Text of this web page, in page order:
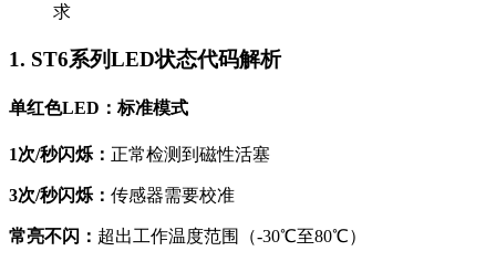
求
1. ST6系列LED状态代码解析
单红色LED：标准模式
1次/秒闪烁： 正常检测到磁性活塞
3次/秒闪烁： 传感器需要校准
常亮不闪： 超出工作温度范围（-30℃至80℃）